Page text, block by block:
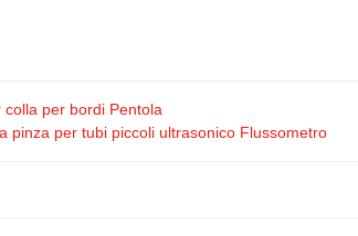
per bordi Pentola
pinza per tubi piccoli ultrasonico Flussometro